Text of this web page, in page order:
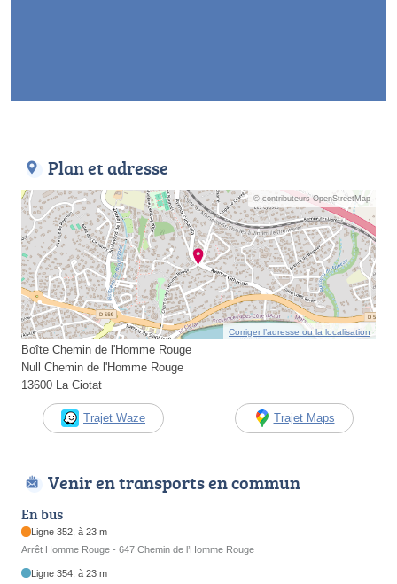
Plan et adresse
© contributeurs OpenStreetMap
Corriger l’adresse ou la localisation
Boîte Chemin de l'Homme Rouge
Null Chemin de l'Homme Rouge
13600 La Ciotat
Trajet Waze Trajet Maps
Venir en transports en commun
En bus
Ligne 352, à 23 m
Arrêt Homme Rouge - 647 Chemin de l’Homme Rouge
Ligne 354, à 23 m